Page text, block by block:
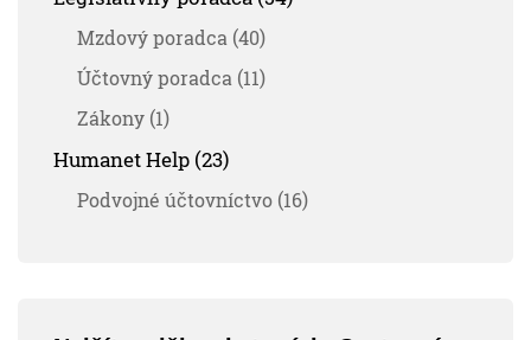
Mzdový poradca (40)
Účtovný poradca (11)
Zákony (1)
Humanet Help (23)
Podvojné účtovníctvo (16)